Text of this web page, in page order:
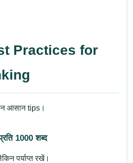
Practices for
आसान tips।
1000 शब्द
पर्याप्त रखें।